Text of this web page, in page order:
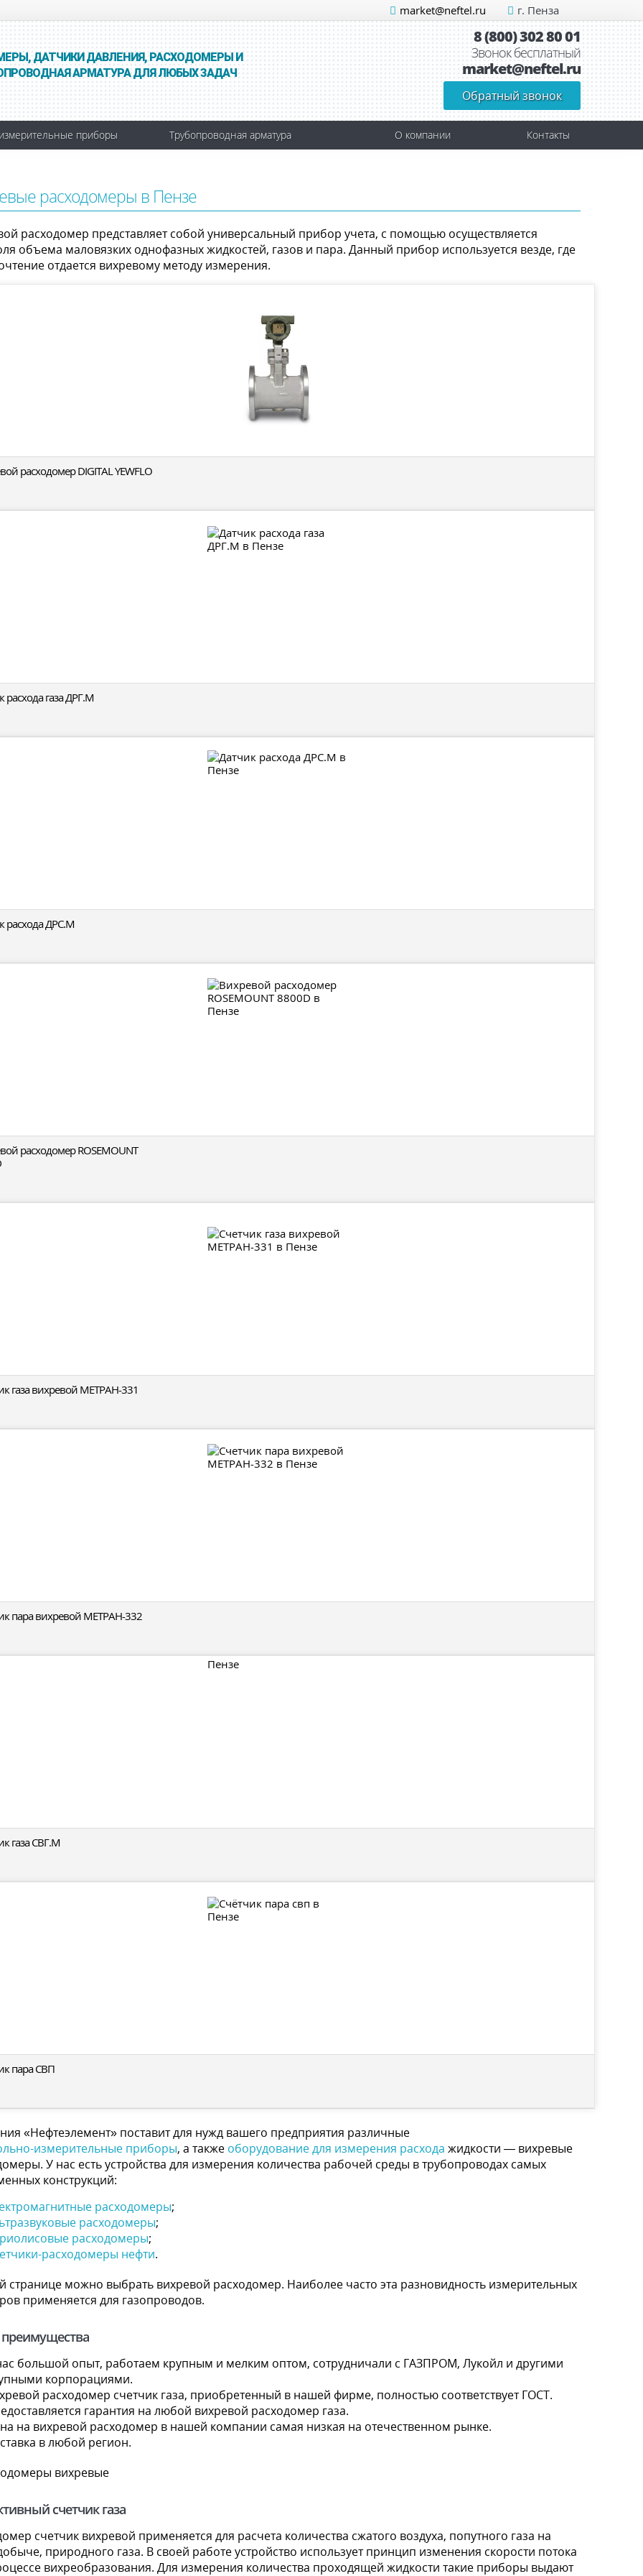
market@neftel.ru г. Пенза
ДАТЧИКИ ДАВЛЕНИЯ, РАСХОДОМЕРЫ И
АРМАТУРА ДЛЯ ЛЮБЫХ ЗАДАЧ
8 (800) 302 80 01
Звонок бесплатный
market@neftel.ru
Обратный звонок
приборы Трубопроводная арматура О компании Контакты
расходомеры в Пензе
расходомер представляет собой универсальный прибор учета, с помощью осуществляется
объема маловязких однофазных жидкостей, газов и пара. Данный прибор используется везде, где
отдается вихревому методу измерения.
расходомер DIGITAL YEWFLO
расхода газа ДРГ.М
расхода ДРС.М
расходомер ROSEMOUNT
газа вихревой МЕТРАН-331
пара вихревой МЕТРАН-332
газа СВГ.М
пара СВП
«Нефтеэлемент» поставит для нужд вашего предприятия различные
измерительные приборы, а также оборудование для измерения расхода жидкости — вихревые
У нас есть устройства для измерения количества рабочей среды в трубопроводах самых
конструкций:
расходомеры;
расходомеры;
расходомеры;
расходомеры нефти.
странице можно выбрать вихревой расходомер. Наиболее часто эта разновидность измерительных
применяется для газопроводов.
большой опыт, работаем крупным и мелким оптом, сотрудничали с ГАЗПРОМ, Лукойл и другими
корпорациями.
расходомер счетчик газа, приобретенный в нашей фирме, полностью соответствует ГОСТ.
гарантия на любой вихревой расходомер газа.
на вихревой расходомер в нашей компании самая низкая на отечественном рынке.
в любой регион.
счетчик газа
счетчик вихревой применяется для расчета количества сжатого воздуха, попутного газа на
природного газа. В своей работе устройство использует принцип изменения скорости потока
вихреобразования. Для измерения количества проходящей жидкости такие приборы выдают